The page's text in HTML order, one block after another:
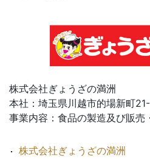
株式会社ぎょうざの満洲
本社：埼玉県川越市的場新町
事業内容：食品の製造及び販売
株式会社ぎょうざの満洲